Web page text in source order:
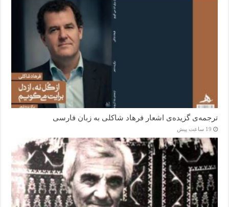
ترجمه‌ی گزیده‌‌ی اشعار فرهاد شاکلی به زبان فارسی
19 ساعت پیش